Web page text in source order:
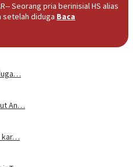
Seorang pria berinisial HS alias
setelah diduga Baca
An…
kar…